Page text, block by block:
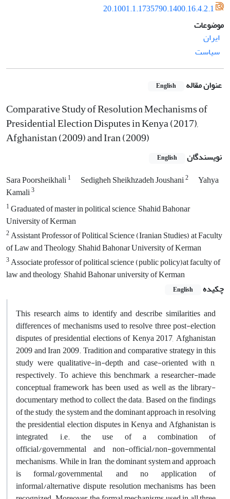
20.1001.1.1735790.1400.16.4.2.1
موضوعات
ایران
سیاست
عنوان مقاله English
Comparative Study of Resolution Mechanisms of
Presidential Election Disputes in Kenya (2017),
Afghanistan (2009) and Iran (2009)
نویسندگان English
Sara Poorsheikhali1 Sedigheh Sheikhzadeh Joushani2
Yahya
Kamali3
1Graduated of master in political science, Shahid Bahonar
University of Kerman
2Assistant Professor of Political Science (Iranian Studies) at Faculty
of Law and Theology, Shahid Bahonar University of Kerman
3Associate professor of political science (public policy)at faculty of
law and theology, Shahid Bahonar university of Kerman
چکیده
English
This research aims to identify and describe similarities and
differences of mechanisms used to resolve three post-election
disputes of presidential elections of Kenya 2017, Afghanistan
2009 and Iran 2009. Tradition and comparative strategy in this
study were qualitative-in-depth and case-oriented with n,
respectively. To achieve this benchmark, a researcher-made
conceptual framework has been used, as well as the library-
documentary method to collect the data. Based on the findings
of the study, the system and the dominant approach in resolving
the presidential election disputes in Kenya and Afghanistan is
integrated, i.e. the use of a combination of
official/governmental and non-official/non-governmental
mechanisms. While in Iran, the dominant system and approach
is formal/governmental, and no application of
informal/alternative dispute resolution mechanisms has been